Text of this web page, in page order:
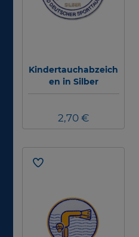
Kindertauchabzeich
en in Silber
2,70 €